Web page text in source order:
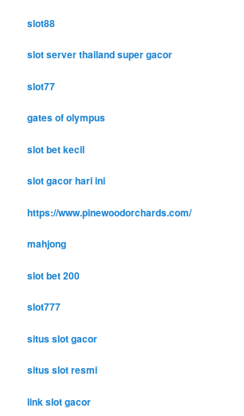
slot88
slot server thailand super gacor
slot77
gates of olympus
slot bet kecil
slot gacor hari ini
https://www.pinewoodorchards.com/
mahjong
slot bet 200
slot777
situs slot gacor
situs slot resmi
link slot gacor